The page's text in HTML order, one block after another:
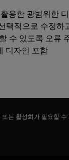
용한 광범위한
택적으로 수정하
수 있도록 오류
디자인 포함
는 활성화가 필요할